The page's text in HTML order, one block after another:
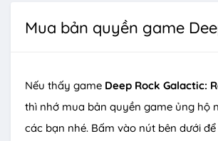
Nếu thấy game Deep Rock Galactic:
thì nhớ mua bản quyền game ủng hộ
các bạn nhé. Bấm vào nút bên dưới